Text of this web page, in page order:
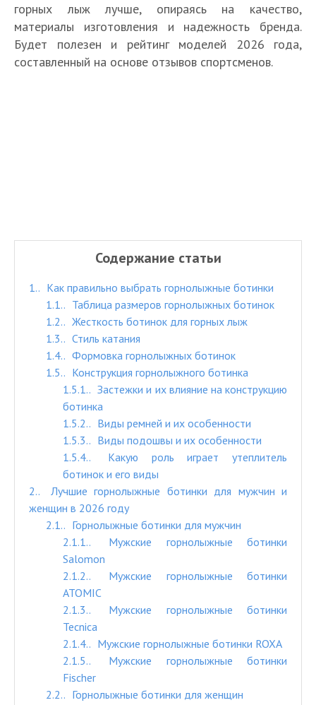
горных лыж лучше, опираясь на качество,
материалы изготовления и надежность бренда.
Будет полезен и рейтинг моделей 2026 года,
составленный на основе отзывов спортсменов.
Содержание статьи
1.
Как правильно выбрать горнолыжные ботинки
1.1.
Таблица размеров горнолыжных ботинок
1.2.
Жесткость ботинок для горных лыж
1.3.
Стиль катания
1.4.
Формовка горнолыжных ботинок
1.5.
Конструкция горнолыжного ботинка
1.5.1.
Застежки и их влияние на конструкцию
ботинка
1.5.2.
Виды ремней и их особенности
1.5.3.
Виды подошвы и их особенности
1.5.4.
Какую роль играет утеплитель
ботинок и его виды
2.
Лучшие горнолыжные ботинки для мужчин и
женщин в 2026 году
2.1.
Горнолыжные ботинки для мужчин
2.1.1.
Мужские горнолыжные ботинки
Salomon
2.1.2.
Мужские горнолыжные ботинки
ATOMIC
2.1.3.
Мужские горнолыжные ботинки
Tecnica
2.1.4.
Мужские горнолыжные ботинки ROXA
2.1.5.
Мужские горнолыжные ботинки
Fischer
2.2.
Горнолыжные ботинки для женщин